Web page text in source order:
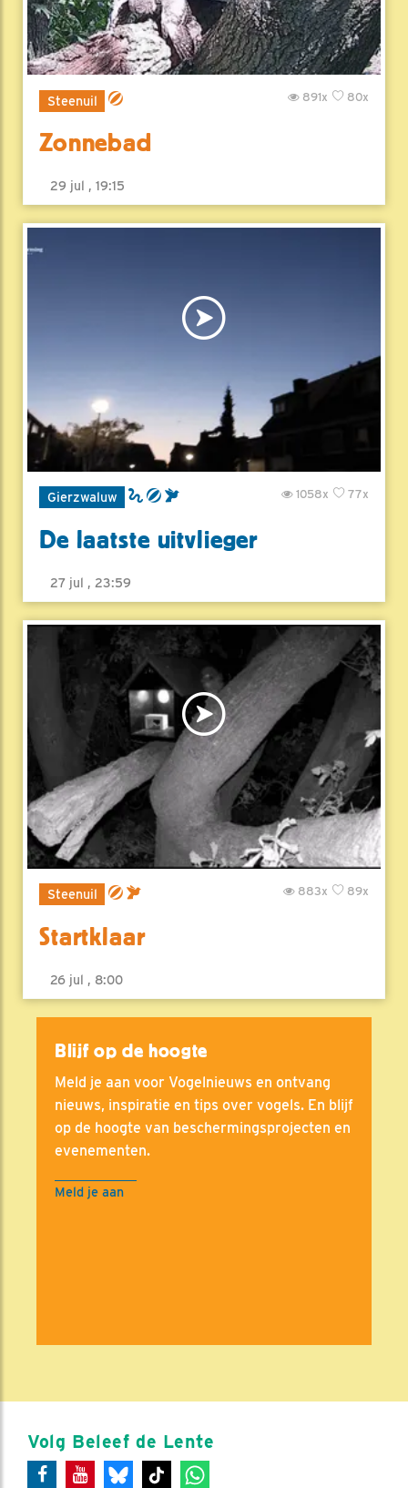
Steenuil 80x
891x
Zonnebad
29 jul , 19:15
Gierzwaluw 77x
1058x
De laatste uitvlieger
27 jul , 23:59
Steenuil 89x
883x
Startklaar
26 jul , 8:00
Blijf op de hoogte
Meld je aan voor Vogelnieuws en ontvang
nieuws, inspiratie en tips over vogels. En blijf
op de hoogte van beschermingsprojecten en
evenementen.
Meld je aan
Volg Beleef de Lente